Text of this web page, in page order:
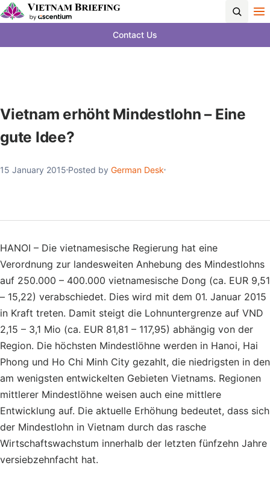
Contact Us
Vietnam erhöht Mindestlohn – Eine
gute Idee?
15 January 2015 Posted by German Desk
HANOI – Die vietnamesische Regierung hat eine
Verordnung zur landesweiten Anhebung des Mindestlohns
auf 250.000 – 400.000 vietnamesische Dong (ca. EUR 9,51
– 15,22) verabschiedet. Dies wird mit dem 01. Januar 2015
in Kraft treten. Damit steigt die Lohnuntergrenze auf VND
2,15 – 3,1 Mio (ca. EUR 81,81 – 117,95) abhängig von der
Region. Die höchsten Mindestlöhne werden in Hanoi, Hai
Phong und Ho Chi Minh City gezahlt, die niedrigsten in den
am wenigsten entwickelten Gebieten Vietnams. Regionen
mittlerer Mindestlöhne weisen auch eine mittlere
Entwicklung auf. Die aktuelle Erhöhung bedeutet, dass sich
der Mindestlohn in Vietnam durch das rasche
Wirtschaftswachstum innerhalb der letzten fünfzehn Jahre
versiebzehnfacht hat.